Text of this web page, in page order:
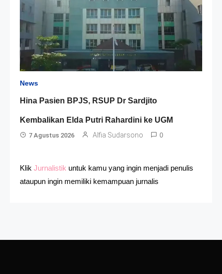
News
Hina Pasien BPJS, RSUP Dr Sardjito
Kembalikan Elda Putri Rahardini ke UGM
7 Agustus 2026 Alfia Sudarsono 0
Klik Jurnalistik untuk kamu yang ingin menjadi penulis
ataupun ingin memiliki kemampuan jurnalis